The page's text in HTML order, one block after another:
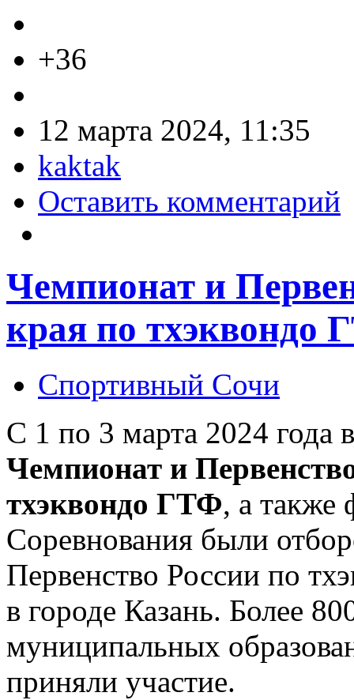
+36
12 марта 2024, 11:35
kaktak
Оставить комментарий
Чемпионат и
края по тхэквондо
Спортивный Сочи
С 1 по 3 марта 2024 года
Чемпионат и
тхэквондо ГТФ, а также
Соревнования были
Первенство России по
в городе Казань. Более
муниципальных
приняли участие.